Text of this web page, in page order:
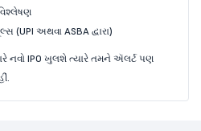
અથવા ASBA દ્વારા)
નવો IPO ખુલશે ત્યારે તમને ઍલર્ટ પણ